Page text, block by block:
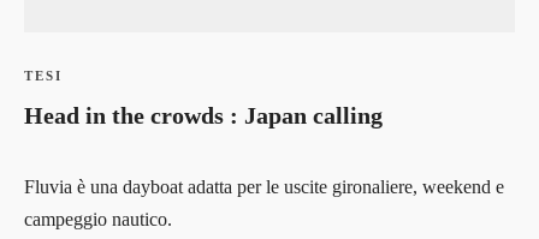
TESI
Head in the crowds : Japan calling
Fluvia è una dayboat adatta per le uscite gironaliere, weekend e
campeggio nautico.